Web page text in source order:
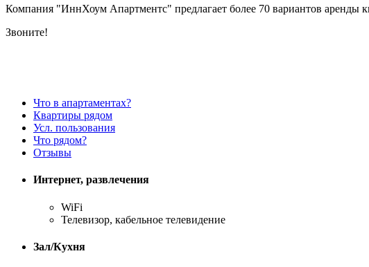
Компания "ИннХоум Апартментс" предлагает более 70 вариантов аренды
Звоните!
Что в апартаментах?
Квартиры рядом
Усл. пользования
Что рядом?
Отзывы
Интернет, развлечения
WiFi
Телевизор, кабельное телевидение
Зал/Кухня